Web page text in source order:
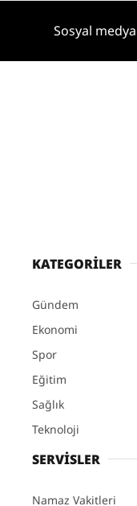
Sosyal
KATEGORİLER
Gündem
Ekonomi
Spor
Eğitim
Sağlık
Teknoloji
SERVİSLER
Namaz Vakitleri